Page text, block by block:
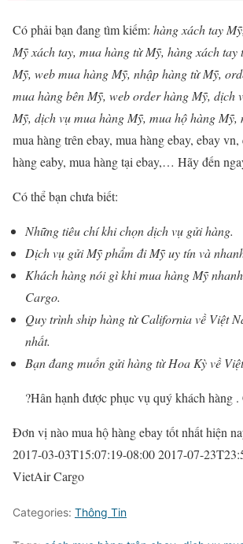
Có phải bạn đang tìm kiếm: hàng xách tay
Mỹ xách tay, mua hàng từ Mỹ, hàng xách tay
Mỹ, web mua hàng Mỹ, nhập hàng từ Mỹ,
mua hàng bên Mỹ, web order hàng Mỹ, dịch
Mỹ, dịch vụ mua hàng Mỹ, mua hộ hàng Mỹ,
mua hàng trên ebay, mua hàng ebay, ebay
hàng eaby, mua hàng tại ebay,… Hãy đến
Có thể bạn chưa biết:
Những tiêu chí khi chọn dịch vụ gửi hàng.
Dịch vụ gửi Mỹ phẩm đi Mỹ uy tín và
Khách hàng nói gì khi mua hàng Mỹ
Cargo.
Quy trình ship hàng từ California về Việt
nhất.
Bạn đang muốn gửi hàng từ Hoa Kỳ về
?Hân hạnh được phục vụ quý khách hàng .
Đơn vị nào mua hộ hàng ebay tốt nhất hiện
2017-03-03T15:07:19-08:002017-07-
VietAir Cargo
Categories: Thông Tin